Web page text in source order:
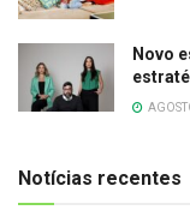
Novo
Notícias recentes